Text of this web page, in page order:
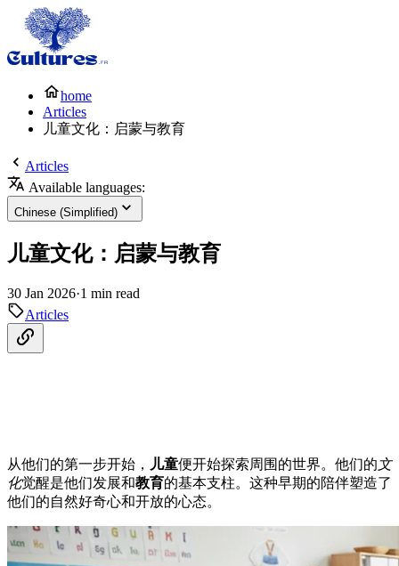
home
Articles
儿童文化：启蒙与教育
Articles
Available languages:
Chinese (Simplified)
儿童文化：启蒙与教育
30 Jan 2026·1 min read
Articles
从他们的第一步开始， 儿童便开始探索周围的世界。他们的文
化觉醒是他们发展和教育的基本支柱。这种早期的陪伴塑造了
他们的自然好奇心和开放的心态。